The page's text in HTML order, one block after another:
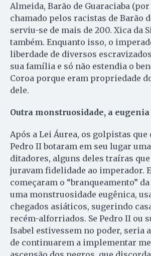
Almeida, Barão de Guaraciaba
chamado pelos racistas de Barão
serviu-se de mais de 200. Xica da
também. Enquanto isso, o
liberdade de diversos
sua família e só não estendia o
Coroa porque eram propriedade
dele.
Outra monstruosidade, a eugenia
Após a Lei Áurea, os golpistas
Pedro II botaram em seu lugar
ditadores, alguns deles traíras
juravam fidelidade ao imperador.
começaram o “branqueamento”
uma monstruosidade eugênica,
chegados asiáticos, sugerindo
recém-alforriados. Se Pedro II ou
Isabel estivessem no poder, seria
de continuarem a implementar